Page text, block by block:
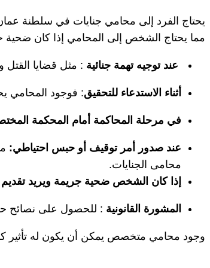
يحتاج الفرد إلى محامي جنايات في سلطنة
مما يحتاج الشخص إلى المحامي إذا كان ضحية
عند توجيه تهمة جنائية : مثل قضايا القتل
أثناء الاستدعاء للتحقيق: فوجود المحامي
في مرحلة المحاكمة أمام المحكمة
عند صدور أمر توقيف أو حبس احتياطي:
محامى الجنايات.
إذا كان الشخص ضحية جريمة ويريد
المشورة القانونية : للحصول على نصائح حول
وجود محامي متخصص يمكن أن يكون له تأثير